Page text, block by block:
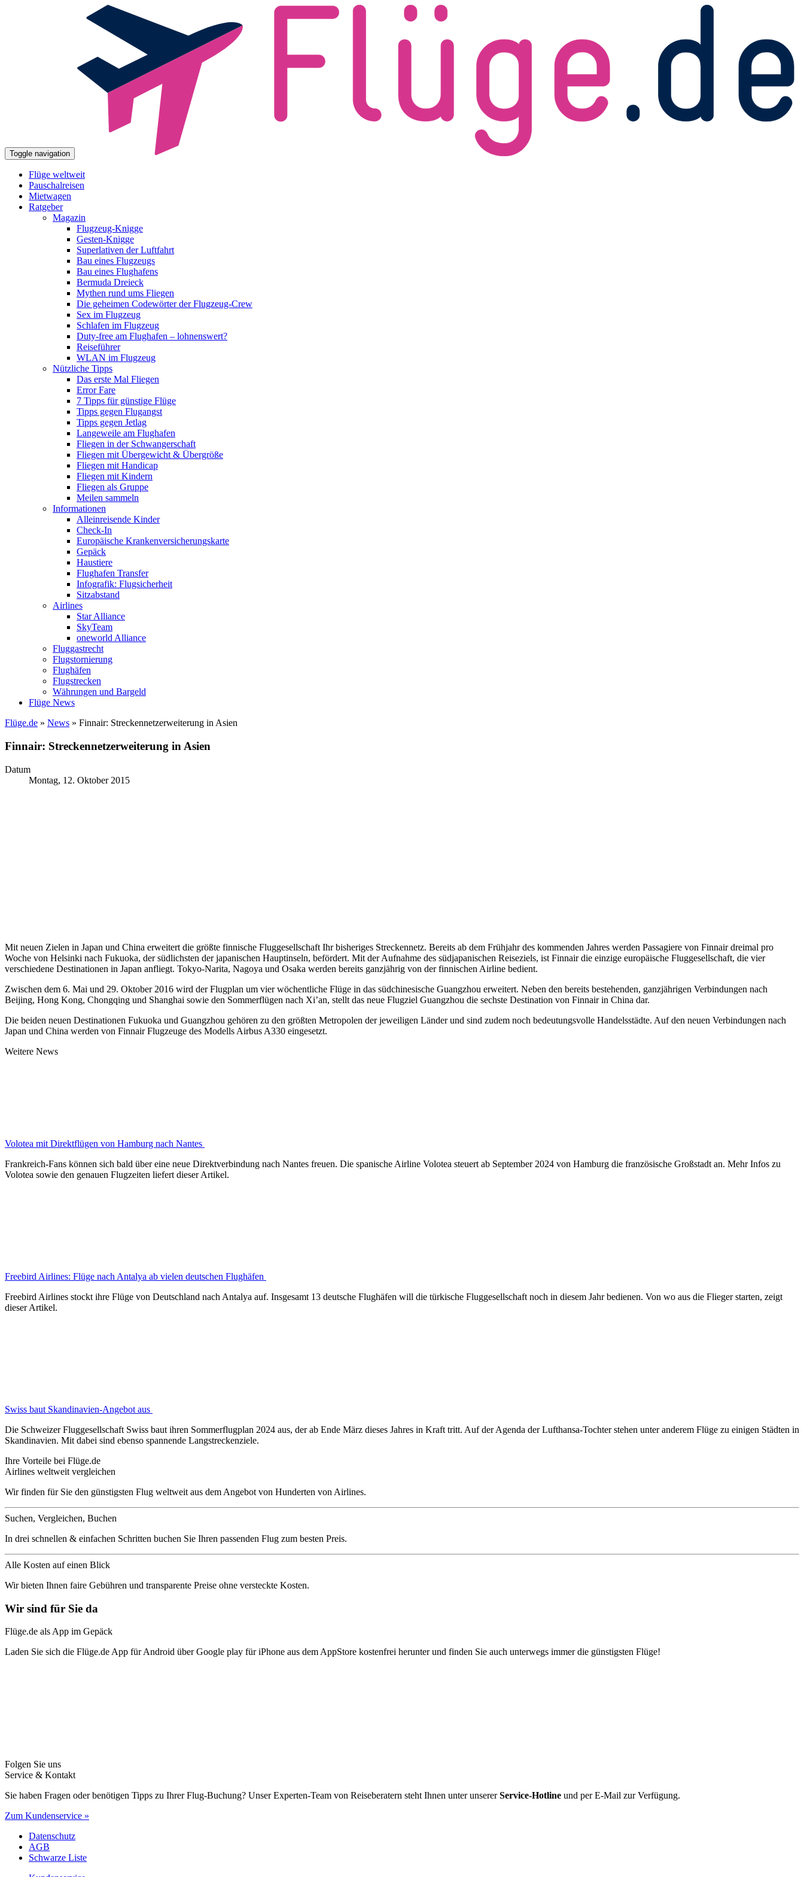
Toggle navigation
Flüge weltweit
Pauschalreisen
Mietwagen
Ratgeber
Magazin
Flugzeug-Knigge
Gesten-Knigge
Superlativen der Luftfahrt
Bau eines Flugzeugs
Bau eines Flughafens
Bermuda Dreieck
Mythen rund ums Fliegen
Die geheimen Codewörter der Flugzeug-Crew
Sex im Flugzeug
Schlafen im Flugzeug
Duty-free am Flughafen – lohnenswert?
Reiseführer
WLAN im Flugzeug
Nützliche Tipps
Das erste Mal Fliegen
Error Fare
7 Tipps für günstige Flüge
Tipps gegen Flugangst
Tipps gegen Jetlag
Langeweile am Flughafen
Fliegen in der Schwangerschaft
Fliegen mit Übergewicht & Übergröße
Fliegen mit Handicap
Fliegen mit Kindern
Fliegen als Gruppe
Meilen sammeln
Informationen
Alleinreisende Kinder
Check-In
Europäische Krankenversicherungskarte
Gepäck
Haustiere
Flughafen Transfer
Infografik: Flugsicherheit
Sitzabstand
Airlines
Star Alliance
SkyTeam
oneworld Alliance
Fluggastrecht
Flugstornierung
Flughäfen
Flugstrecken
Währungen und Bargeld
Flüge News
Flüge.de » News » Finnair: Streckennetzerweiterung in Asien
Finnair: Streckennetzerweiterung in Asien
Datum
Montag, 12. Oktober 2015
Mit neuen Zielen in Japan und China erweitert die größte finnische Fluggesellschaft Ihr bisheriges Streckennetz. Bereits ab dem Frühjahr des kommenden Jahres werden Passagiere von Finnair dreimal pro
Woche von Helsinki nach Fukuoka, der südlichsten der japanischen Hauptinseln, befördert. Mit der Aufnahme des südjapanischen Reiseziels, ist Finnair die einzige europäische Fluggesellschaft, die vier
verschiedene Destinationen in Japan anfliegt. Tokyo-Narita, Nagoya und Osaka werden bereits ganzjährig von der finnischen Airline bedient.
Zwischen dem 6. Mai und 29. Oktober 2016 wird der Flugplan um vier wöchentliche Flüge in das südchinesische Guangzhou erweitert. Neben den bereits bestehenden, ganzjährigen Verbindungen nach
Beijing, Hong Kong, Chongqing und Shanghai sowie den Sommerflügen nach Xi’an, stellt das neue Flugziel Guangzhou die sechste Destination von Finnair in China dar.
Die beiden neuen Destinationen Fukuoka und Guangzhou gehören zu den größten Metropolen der jeweiligen Länder und sind zudem noch bedeutungsvolle Handelsstädte. Auf den neuen Verbindungen nach
Japan und China werden von Finnair Flugzeuge des Modells Airbus A330 eingesetzt.
Weitere News
Volotea mit Direktflügen von Hamburg nach Nantes
Frankreich-Fans können sich bald über eine neue Direktverbindung nach Nantes freuen. Die spanische Airline Volotea steuert ab September 2024 von Hamburg die französische Großstadt an. Mehr Infos zu
Volotea sowie den genauen Flugzeiten liefert dieser Artikel.
Freebird Airlines: Flüge nach Antalya ab vielen deutschen Flughäfen
Freebird Airlines stockt ihre Flüge von Deutschland nach Antalya auf. Insgesamt 13 deutsche Flughäfen will die türkische Fluggesellschaft noch in diesem Jahr bedienen. Von wo aus die Flieger starten, zeigt
dieser Artikel.
Swiss baut Skandinavien-Angebot aus
Die Schweizer Fluggesellschaft Swiss baut ihren Sommerflugplan 2024 aus, der ab Ende März dieses Jahres in Kraft tritt. Auf der Agenda der Lufthansa-Tochter stehen unter anderem Flüge zu einigen Städten in
Skandinavien. Mit dabei sind ebenso spannende Langstreckenziele.
Ihre Vorteile bei Flüge.de
Airlines weltweit vergleichen
Wir finden für Sie den günstigsten Flug weltweit aus dem Angebot von Hunderten von Airlines.
Suchen, Vergleichen, Buchen
In drei schnellen & einfachen Schritten buchen Sie Ihren passenden Flug zum besten Preis.
Alle Kosten auf einen Blick
Wir bieten Ihnen faire Gebühren und transparente Preise ohne versteckte Kosten.
Wir sind für Sie da
Flüge.de als App im Gepäck
Laden Sie sich die Flüge.de App für Android über Google play für iPhone aus dem AppStore kostenfrei herunter und finden Sie auch unterwegs immer die günstigsten Flüge!
Folgen Sie uns
Service & Kontakt
Sie haben Fragen oder benötigen Tipps zu Ihrer Flug-Buchung? Unser Experten-Team von Reiseberatern steht Ihnen unter unsererService-Hotline und per E-Mail zur Verfügung.
Zum Kundenservice »
Datenschutz
AGB
Schwarze Liste